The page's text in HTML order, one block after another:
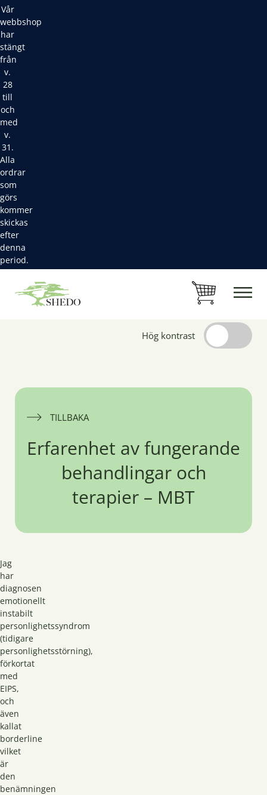
Vår
webbshop
har
stängt
från
v.
28
till
och
med
v.
31.
Alla
ordrar
som
görs
kommer
skickas
efter
denna
period.
Hög kontrast
TILLBAKA
Erfarenhet av fungerande
behandlingar och
terapier – MBT
Jag
har
diagnosen
emotionellt
instabilt
personlighetssyndrom
(tidigare
personlighetsstörning),
förkortat
med
EIPS,
och
även
kallat
borderline
vilket
är
den
benämningen